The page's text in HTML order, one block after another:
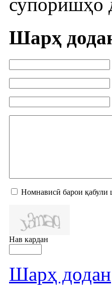
Шарҳ
Номнависӣ барои қабули
Нав кардан
Шарҳ додан